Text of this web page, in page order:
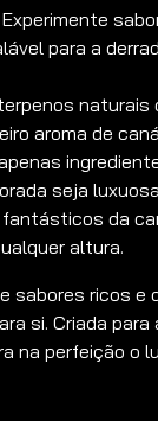
Experimente
para a
naturais
aroma de
seja
da
altura.
sabores ricos e
si. Criada para
na perfeição o